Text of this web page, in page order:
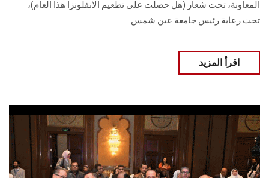
المعاونة، تحت شعار (هل حصلت على تطعيم الانفلونزا هذا العام)،
تحت رعاية رئيس جامعة عين شمس.
اقرأ المزيد